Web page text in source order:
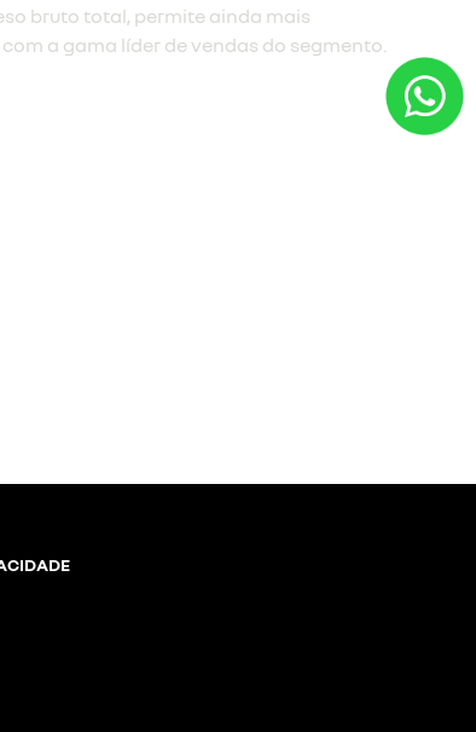
bruto total, permite ainda mais
a gama líder de vendas do segmento.